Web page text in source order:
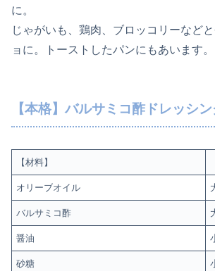
に。
じゃがいも、鶏肉、ブロッコリーなど
ョに。トーストしたパンにもあいます
【本格】バルサミコ酢ドレッシ
【材料】
オリーブオイル
バルサミコ酢
醤油
砂糖